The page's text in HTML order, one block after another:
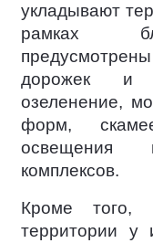
укладывают
рамках
дорожек и
озеленение,
форм,
освещения
комплексов.
Кроме того,
территории у